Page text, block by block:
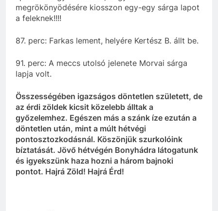
megrökönyödésére kiosszon egy-egy sárga lapot
a feleknek!!!!
87. perc: Farkas lement, helyére Kertész B. állt be.
91. perc: A meccs utolsó jelenete Morvai sárga
lapja volt.
Összességében igazságos döntetlen született, de
az érdi zöldek kicsit közelebb álltak a
győzelemhez. Egészen más a szánk íze ezután a
döntetlen után, mint a múlt hétvégi
pontosztozkodásnál. Köszönjük szurkolóink
bíztatását. Jövő hétvégén Bonyhádra látogatunk
és igyekszünk haza hozni a három bajnoki
pontot. Hajrá Zöld! Hajrá Érd!